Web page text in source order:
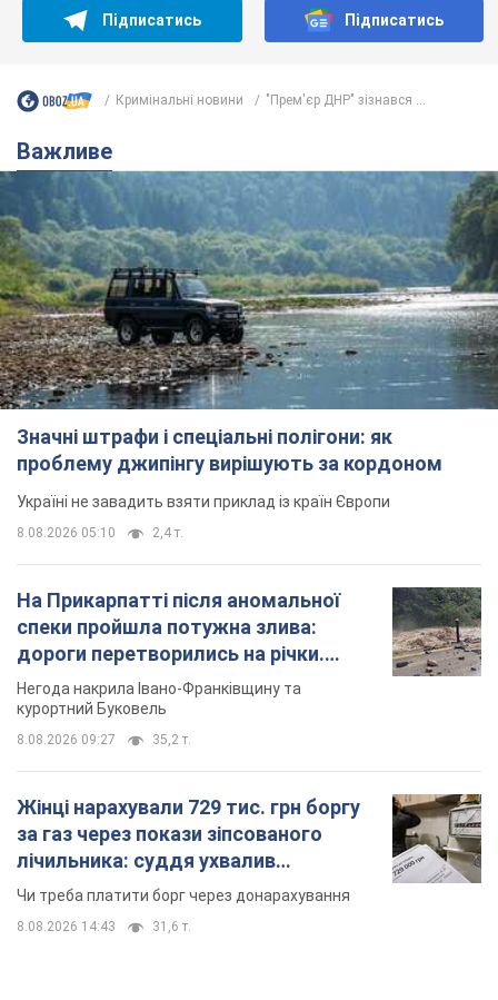
Підписатись Підписатись
Кримінальні новини "Прем'єр ДНР" зізнався ...
Важливе
Значні штрафи і спеціальні полігони: як
проблему джипінгу вирішують за кордоном
Україні не завадить взяти приклад із країн Європи
8.08.2026 05:10 2,4 т.
На Прикарпатті після аномальної
спеки пройшла потужна злива:
дороги перетворились на річки.
Відео
Негода накрила Івано-Франківщину та
курортний Буковель
8.08.2026 09:27 35,2 т.
Жінці нарахували 729 тис. грн боргу
за газ через покази зіпсованого
лічильника: суддя ухвалив
неочікуване рішення
Чи треба платити борг через донарахування
8.08.2026 14:43 31,6 т.